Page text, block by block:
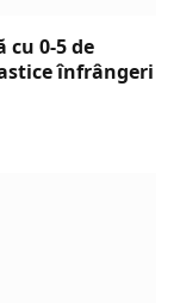
cu 0-5 de
înfrângeri